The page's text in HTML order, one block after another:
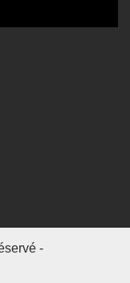
-